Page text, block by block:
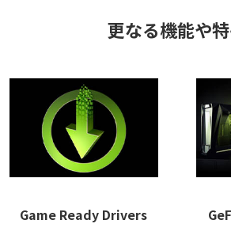
更なる機能や
Game Ready Drivers